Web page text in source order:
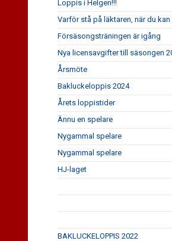
Loppis i Helgen!!!
Varför stå på läktaren, när du kan
Försäsongsträningen är igång
Nya licensavgifter till säsongen
Årsmöte
Bakluckeloppis 2024
Årets loppistider
Ännu en spelare
Nygammal spelare
Nygammal spelare
HJ-laget
BAKLUCKELOPPIS 2022